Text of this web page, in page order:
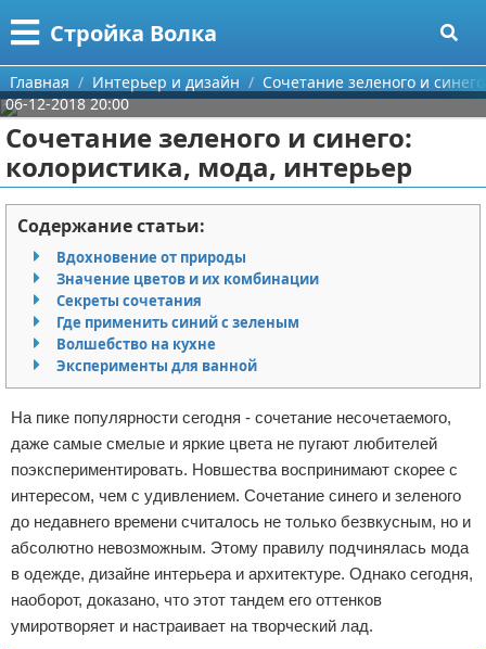
Стройка Волка
Меню
Главная
Категории
Строительство
Мебель
Интерьер и дизайн
Дизайн дачи
Дизайн квартиры
Кухня
Посуда
Ремонт
Ремонт дачи
Ремонт квартиры
Инструменты
Ванная
Домашний быт
Коммунальные услуги
Сантехника
Поиск
О проекте
Контакты
Сотрудничество
Размещение рекламы
Для правообладателей
Условия предоставления информации
Отказ от ответственности
Главная Интерьер и дизайн
Сочетание зеленого и
06-12-2018 20:00
Сочетание зеленого и синего:
колористика, мода, интерьер
Содержание статьи:
Вдохновение от природы
Значение цветов и их комбинации
Секреты сочетания
Где применить синий с зеленым
Волшебство на кухне
Эксперименты для ванной
На пике популярности сегодня - сочетание несочетаемого,
даже самые смелые и яркие цвета не пугают любителей
поэкспериментировать. Новшества воспринимают скорее с
интересом, чем с удивлением. Сочетание синего и зеленого
до недавнего времени считалось не только безвкусным, но и
абсолютно невозможным. Этому правилу подчинялась мода
в одежде, дизайне интерьера и архитектуре. Однако сегодня,
наоборот, доказано, что этот тандем его оттенков
умиротворяет и настраивает на творческий лад.